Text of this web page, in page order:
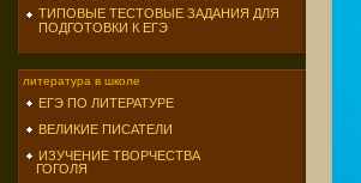
ТИПОВЫЕ ТЕСТОВЫЕ ЗАДАНИЯ ДЛЯ
ПОДГОТОВКИ К ЕГЭ
литература в школе
ЕГЭ ПО ЛИТЕРАТУРЕ
ВЕЛИКИЕ ПИСАТЕЛИ
ИЗУЧЕНИЕ ТВОРЧЕСТВА
ГОГОЛЯ